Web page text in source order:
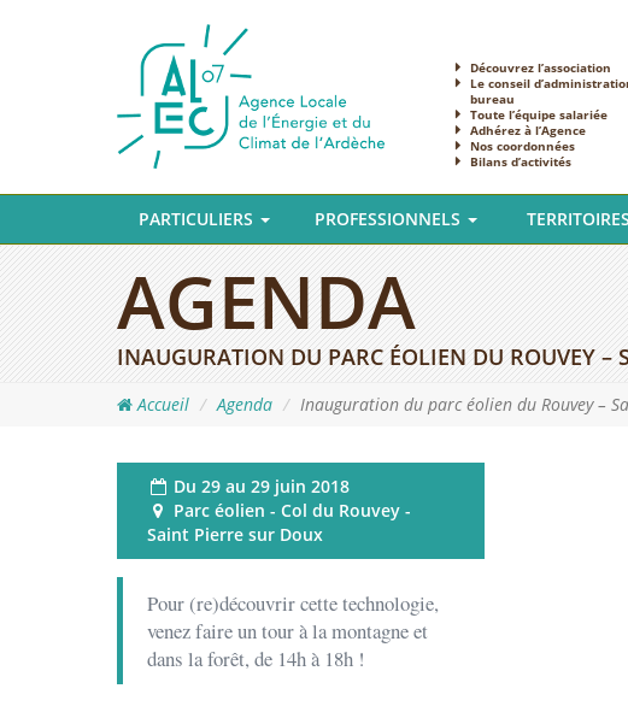
Découvrez l’association
Le conseil
bureau
Toute l’équipe salariée
Adhérez à l’Agence
Nos coordonnées
Bilans d’activités
PARTICULIERS PROFESSIONNELS
AGENDA
INAUGURATION DU PARC ÉOLIEN DU ROUVEY –
Accueil Agenda Inauguration du parc éolien du Rouvey –
Du 29 au 29 juin 2018
Parc éolien - Col du Rouvey -
Saint Pierre sur Doux
Pour (re)découvrir cette technologie,
venez faire un tour à la montagne et
dans la forêt, de 14h à 18h !